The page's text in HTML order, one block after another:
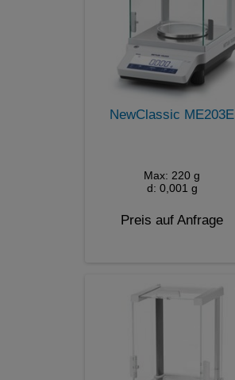
NewClassic ME203E
Max: 220 g
d: 0,001 g
Preis auf Anfrage